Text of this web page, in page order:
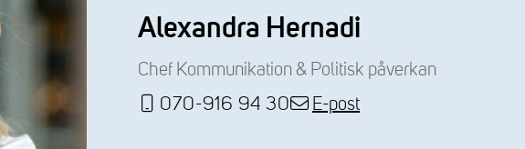
Alexandra Hernadi
Chef Kommunikation & Politisk påverkan
070-916 94 30
E-post